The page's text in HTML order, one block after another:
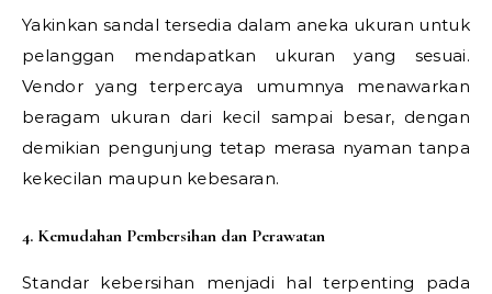
Yakinkan sandal tersedia dalam aneka ukuran untuk
pelanggan mendapatkan ukuran yang sesuai.
Vendor yang terpercaya umumnya menawarkan
beragam ukuran dari kecil sampai besar, dengan
demikian pengunjung tetap merasa nyaman tanpa
kekecilan maupun kebesaran.
4. Kemudahan Pembersihan dan Perawatan
Standar kebersihan menjadi hal terpenting pada